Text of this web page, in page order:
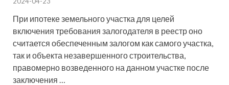
При ипотеке земельного участка для целей
включения требования залогодателя в реестр оно
считается обеспеченным залогом как самого участка,
так и объекта незавершенного строительства,
правомерно возведенного на данном участке после
заключения …